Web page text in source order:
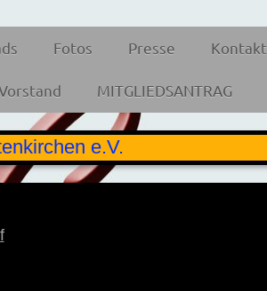
Fotos Presse Kontakt
MITGLIEDSANTRAG
e.V.